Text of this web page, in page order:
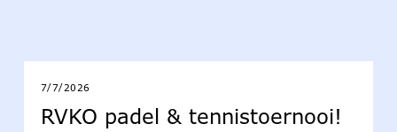
7/7/2026
RVKO padel & tennistoernooi!